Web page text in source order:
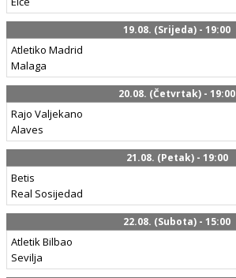
19.08. (Srijeda) - 19:00
Atletiko Madrid
Malaga
20.08. (Četvrtak) - 19:00
Rajo Valjekano
Alaves
21.08. (Petak) - 19:00
Betis
Real Sosijedad
22.08. (Subota) - 15:00
Atletik Bilbao
Sevilja